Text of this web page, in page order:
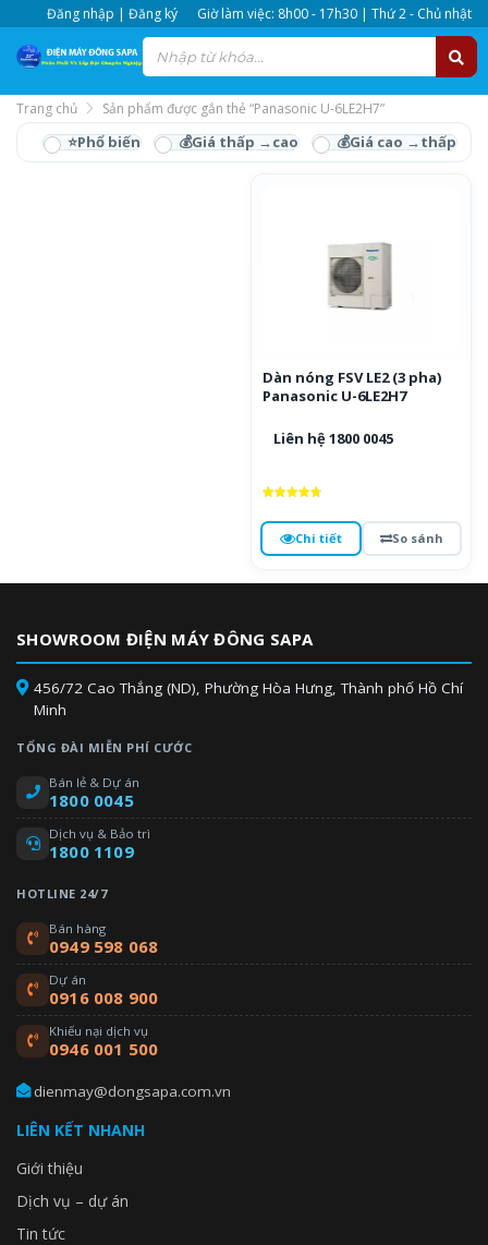
Đăng nhập | Đăng ký Giờ làm việc: 8h00 - 17h30 | Thứ 2 - Chủ nhật
Trang chủ Sản phẩm được gắn thẻ “Panasonic U-6LE2H7”
Panasonic U-6LE2H7
Dàn nóng FSV LE2 (3 pha)
Panasonic U-6LE2H7
Liên hệ 1800 0045
5 saoChi tiết So sánh
SHOWROOM ĐIỆN MÁY ĐÔNG SAPA
456/72 Cao Thắng (ND), Phường Hòa Hưng, Thành phố Hồ Chí
Minh
TỔNG ĐÀI MIỄN PHÍ CƯỚC
Bán lẻ & Dự án
1800 0045
Dịch vụ & Bảo trì
1800 1109
HOTLINE 24/7
Bán hàng
0949 598 068
Dự án
0916 008 900
Khiếu nại dịch vụ
0946 001 500
dienmay@dongsapa.com.vn
LIÊN KẾT NHANH
Giới thiệu
Dịch vụ – dự án
Tin tức